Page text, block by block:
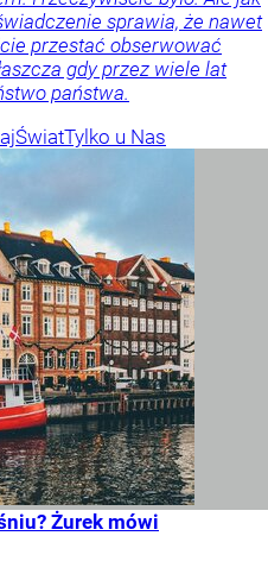
sprawia, że nawet
przestać obserwować
gdy przez wiele lat
państwa.
ŚwiatTylko u Nas
Żurek mówi